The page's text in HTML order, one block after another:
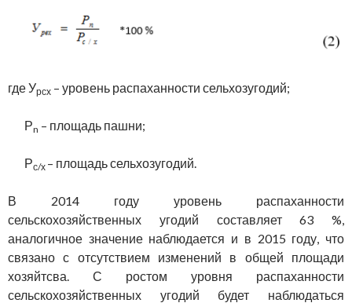
где Урсх – уровень распаханности сельхозугодий;
Рn – площадь пашни;
Рс/х – площадь сельхозугодий.
В 2014 году уровень распаханности
сельскохозяйственных угодий составляет 63 %,
аналогичное значение наблюдается и в 2015 году, что
связано с отсутствием изменений в общей площади
хозяйтсва. С ростом уровня распаханности
сельскохозяйственных угодий будет наблюдаться